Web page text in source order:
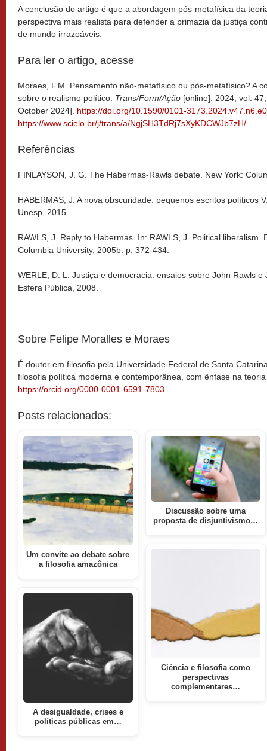
A conclusão do artigo é que a abordagem pós-metafísica da
perspectiva mais realista para defender a primazia da justiça
de mundo irrazoáveis.
Para ler o artigo, acesse
Moraes, F.M. Pensamento não-metafísico ou pós-metafísico? A
sobre o realismo político. Trans/Form/Ação [online]. 2024, vol.
October 2024]. https://doi.org/10.1590/0101-
https://www.scielo.br/j/trans/a/NgjSH3TdRj7sXyKDCWJb7zH/
Referências
FINLAYSON, J. G. The Habermas-Rawls debate. New York:
HABERMAS, J. A nova obscuridade: pequenos escritos políticos
Unesp, 2015.
RAWLS, J. Reply to Habermas. In: RAWLS, J. Political liberalism.
Columbia University, 2005b. p. 372-434.
WERLE, D. L. Justiça e democracia: ensaios sobre John Rawls
Esfera Pública, 2008.
Sobre Felipe Moralles e Moraes
É doutor em filosofia pela Universidade Federal de Santa
filosofia política moderna e contemporânea, com ênfase na
https://orcid.org/0000-0001-6591-7803.
Posts relacionados:
Um convite ao debate sobre
a filosofia amazônica
A desigualdade, crises e
políticas públicas em…
Discussão sobre uma
proposta de disjuntivismo…
Ciência e filosofia como
perspectivas
complementares…